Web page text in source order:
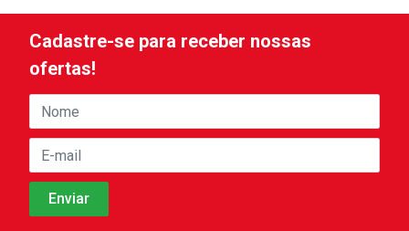
Cadastre-se para receber nossas
ofertas!